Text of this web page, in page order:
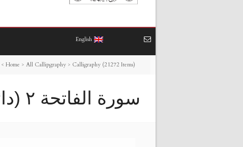
English
Home > All Callipgraphy > Calligraphy (21272 Items)
>
سورة الفاتحة ٢ (دائري) – أبيض